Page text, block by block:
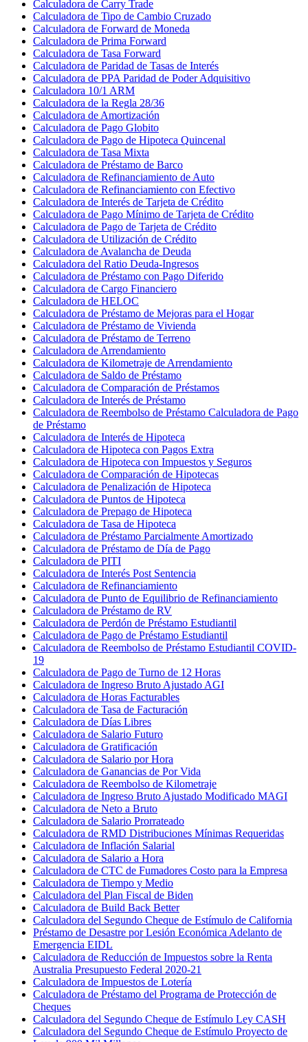
Calculadora de Carry Trade
Calculadora de Tipo de Cambio Cruzado
Calculadora de Forward de Moneda
Calculadora de Prima Forward
Calculadora de Tasa Forward
Calculadora de Paridad de Tasas de Interés
Calculadora de PPA Paridad de Poder Adquisitivo
Calculadora 10/1 ARM
Calculadora de la Regla 28/36
Calculadora de Amortización
Calculadora de Pago Globito
Calculadora de Pago de Hipoteca Quincenal
Calculadora de Tasa Mixta
Calculadora de Préstamo de Barco
Calculadora de Refinanciamiento de Auto
Calculadora de Refinanciamiento con Efectivo
Calculadora de Interés de Tarjeta de Crédito
Calculadora de Pago Mínimo de Tarjeta de Crédito
Calculadora de Pago de Tarjeta de Crédito
Calculadora de Utilización de Crédito
Calculadora de Avalancha de Deuda
Calculadora del Ratio Deuda-Ingresos
Calculadora de Préstamo con Pago Diferido
Calculadora de Cargo Financiero
Calculadora de HELOC
Calculadora de Préstamo de Mejoras para el Hogar
Calculadora de Préstamo de Vivienda
Calculadora de Préstamo de Terreno
Calculadora de Arrendamiento
Calculadora de Kilometraje de Arrendamiento
Calculadora de Saldo de Préstamo
Calculadora de Comparación de Préstamos
Calculadora de Interés de Préstamo
Calculadora de Reembolso de Préstamo Calculadora de Pago
de Préstamo
Calculadora de Interés de Hipoteca
Calculadora de Hipoteca con Pagos Extra
Calculadora de Hipoteca con Impuestos y Seguros
Calculadora de Comparación de Hipotecas
Calculadora de Penalización de Hipoteca
Calculadora de Puntos de Hipoteca
Calculadora de Prepago de Hipoteca
Calculadora de Tasa de Hipoteca
Calculadora de Préstamo Parcialmente Amortizado
Calculadora de Préstamo de Día de Pago
Calculadora de PITI
Calculadora de Interés Post Sentencia
Calculadora de Refinanciamiento
Calculadora de Punto de Equilibrio de Refinanciamiento
Calculadora de Préstamo de RV
Calculadora de Perdón de Préstamo Estudiantil
Calculadora de Pago de Préstamo Estudiantil
Calculadora de Reembolso de Préstamo Estudiantil COVID-
19
Calculadora de Pago de Turno de 12 Horas
Calculadora de Ingreso Bruto Ajustado AGI
Calculadora de Horas Facturables
Calculadora de Tasa de Facturación
Calculadora de Días Libres
Calculadora de Salario Futuro
Calculadora de Gratificación
Calculadora de Salario por Hora
Calculadora de Ganancias de Por Vida
Calculadora de Reembolso de Kilometraje
Calculadora de Ingreso Bruto Ajustado Modificado MAGI
Calculadora de Neto a Bruto
Calculadora de Salario Prorrateado
Calculadora de RMD Distribuciones Mínimas Requeridas
Calculadora de Inflación Salarial
Calculadora de Salario a Hora
Calculadora de CTC de Fumadores Costo para la Empresa
Calculadora de Tiempo y Medio
Calculadora del Plan Fiscal de Biden
Calculadora de Build Back Better
Calculadora del Segundo Cheque de Estímulo de California
Préstamo de Desastre por Lesión Económica Adelanto de
Emergencia EIDL
Calculadora de Reducción de Impuestos sobre la Renta
Australia Presupuesto Federal 2020-21
Calculadora de Impuestos de Lotería
Calculadora de Préstamo del Programa de Protección de
Cheques
Calculadora del Segundo Cheque de Estímulo Ley CASH
Calculadora del Segundo Cheque de Estímulo Proyecto de